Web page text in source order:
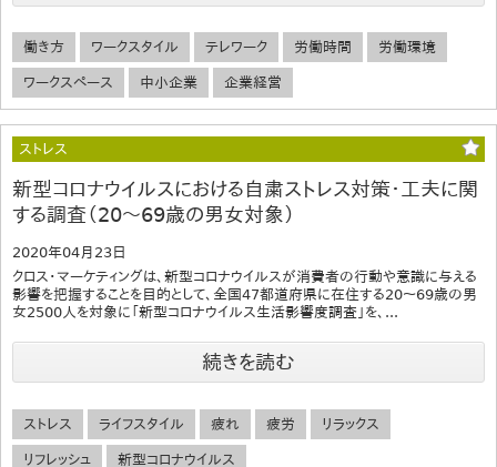
働き方 ワークスタイル テレワーク 労働時間 労働環境
ワークスペース 中小企業 企業経営
ストレス
新型コロナウイルスにおける自粛ストレス対策・工夫に関
する調査（20～69歳の男女対象）
2020年04月23日
クロス・マーケティングは、新型コロナウイルスが消費者の行動や意識に与える
影響を把握することを目的として、全国47都道府県に在住する20～69歳の男
女2500人を対象に「新型コロナウイルス生活影響度調査」を、...
続きを読む
ストレス ライフスタイル 疲れ 疲労 リラックス
リフレッシュ 新型コロナウイルス